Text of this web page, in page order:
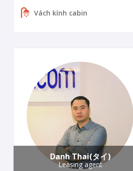
Vách kính cabin
Danh Thai(タイ)
Leasing agent